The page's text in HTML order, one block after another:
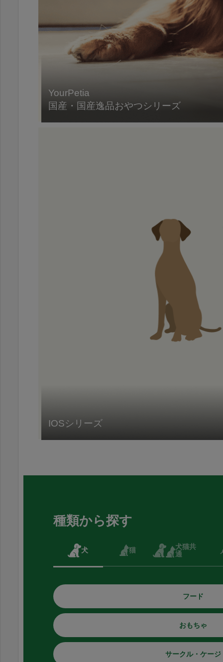
YourPetia
国産・国産逸品おやつシリーズ
IOSシリーズ
種類から探す
犬 猫
犬猫共
通
フード
おもちゃ
サークル・ケージ